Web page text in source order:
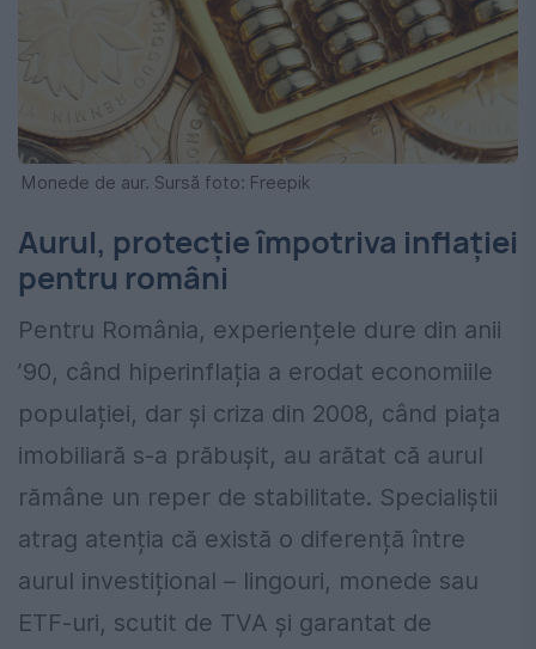
Monede de aur. Sursă foto: Freepik
Aurul, protecție împotriva inflației
pentru români
Pentru România, experiențele dure din anii
’90, când hiperinflația a erodat economiile
populației, dar și criza din 2008, când piața
imobiliară s-a prăbușit, au arătat că aurul
rămâne un reper de stabilitate. Specialiștii
atrag atenția că există o diferență între
aurul investițional – lingouri, monede sau
ETF-uri, scutit de TVA și garantat de